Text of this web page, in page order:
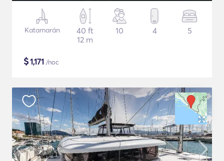
Katamarán
40 ft
12 m
10 4 5
$1,171 /noc